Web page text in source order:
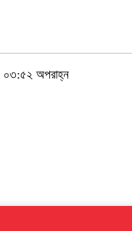
০৩:৫২ অপরাহ্ন